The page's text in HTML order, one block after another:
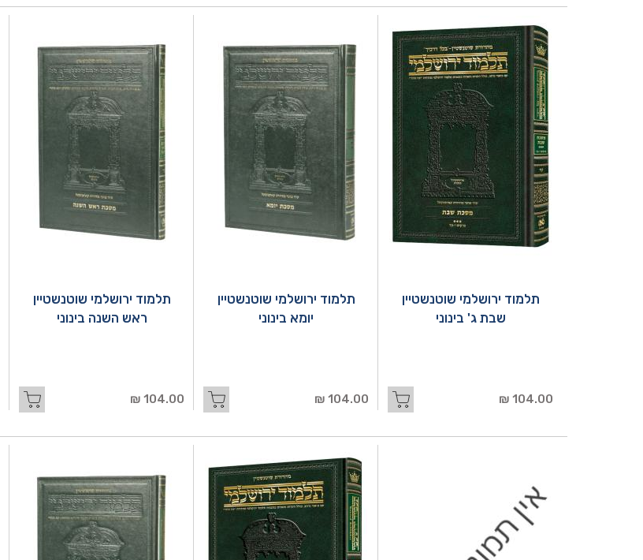
תלמוד ירושלמי שוטנשטיין
שבת ג' בינוני
104.00 ₪
תלמוד ירושלמי שוטנשטיין
יומא בינוני
104.00 ₪
תלמוד ירושלמי שוטנשטיין
ראש השנה בינוני
104.00 ₪